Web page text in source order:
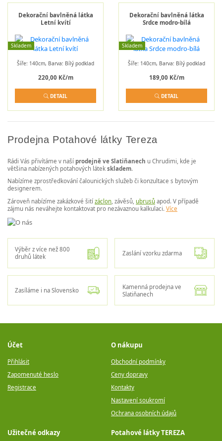
Dekorační bavlněná látka
Letní kvítí
Skladem
Šíře: 140cm, Barva: Bílý podklad
220,00 Kč/m
DETAIL
Dekorační bavlněná látka
Srdce modro-bílá
Skladem
Šíře: 140cm, Barva: Bílý podklad
189,00 Kč/m
DETAIL
Prodejna Potahové látky Tereza
Rádi Vás přivítáme v naší prodejně ve Slatiňanech u Chrudimi, kde je
většina nabízených potahových látek skladem.
Nabízíme zprostředkování čalounických služeb či konzultace s bytovým
designerem.
Zároveň nabízíme zakázkové šití záclon, závěsů, ubrusů apod. V případě
zájmu nás neváhejte kontaktovat pro nezávaznou kalkulaci. Více
Výběr z více než 800
druhů látek
Zaslání vzorku zdarma
Zasíláme i na Slovensko
Kamenná prodejna ve
Slatiňanech
Potahové látky TEREZA
Účet
Přihlásit
Zapomenuté heslo
Registrace
O nákupu
Obchodní podmínky
Ceny dopravy
Kontakty
Nastavení soukromí
Ochrana osobních údajů
Užitečné odkazy